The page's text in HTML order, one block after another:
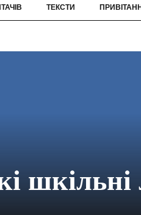
ТЕКСТИ
шкільні